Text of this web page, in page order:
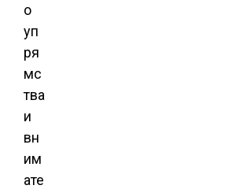
о
уп
ря
мс
тва
и
вн
им
ате